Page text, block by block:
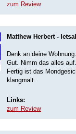
zum Review
Matthew Herbert -
Denk an deine
Gut. Nimm das alles
Fertig ist das
klangmalt.
Links:
zum Review